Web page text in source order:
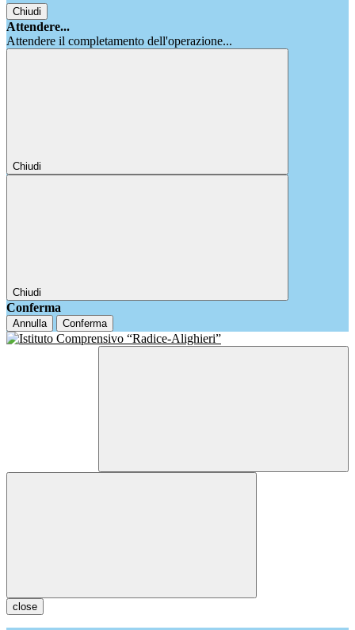
Chiudi
Attendere...
Attendere il completamento dell'operazione...
Chiudi
Chiudi
Conferma
Annulla Conferma
close